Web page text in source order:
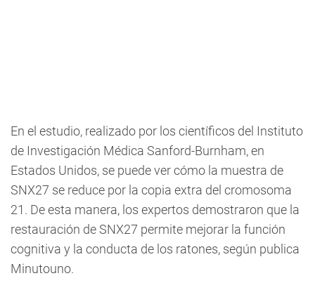
En el estudio, realizado por los científicos del Instituto
de Investigación Médica Sanford-Burnham, en
Estados Unidos, se puede ver cómo la muestra de
SNX27 se reduce por la copia extra del cromosoma
21. De esta manera, los expertos demostraron que la
restauración de SNX27 permite mejorar la función
cognitiva y la conducta de los ratones, según publica
Minutouno.